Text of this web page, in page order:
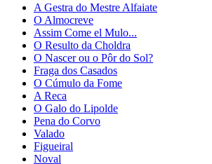
A Gestra do Mestre Alfaiate
O Almocreve
Assim Come el Mulo...
O Resulto da Choldra
O Nascer ou o Pôr do Sol?
Fraga dos Casados
O Cúmulo da Fome
A Reca
O Galo do Lipolde
Pena do Corvo
Valado
Figueiral
Noval